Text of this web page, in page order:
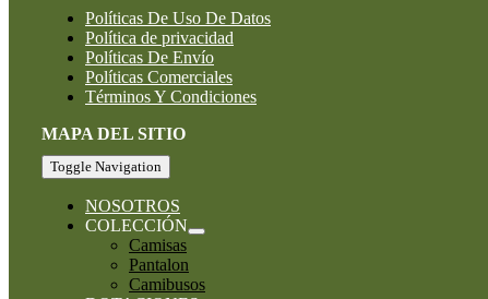
Políticas De Uso De Datos
Política de privacidad
Políticas De Envío
Políticas Comerciales
Términos Y Condiciones
MAPA DEL SITIO
Toggle Navigation
NOSOTROS
COLECCIÓN
Camisas
Pantalon
Camibusos